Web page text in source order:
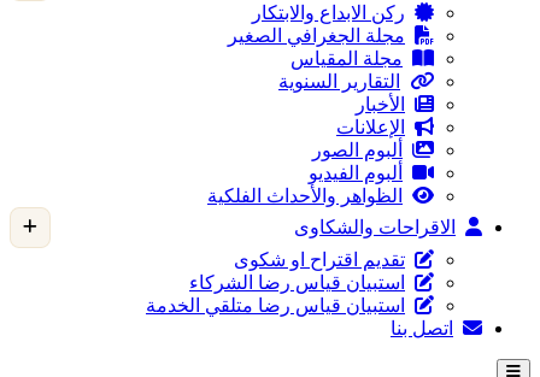
ركن الابداع والابتكار
مجلة الجغرافي الصغير
مجلة المقياس
التقارير السنوية
الأخبار
الإعلانات
ألبوم الصور
ألبوم الفيديو
الظواهر والأحداث الفلكية
الاقراحات والشكاوى
تقديم اقتراح او شكوى
استبيان قياس رضا الشركاء
استبيان قياس رضا متلقي الخدمة
اتصل بنا